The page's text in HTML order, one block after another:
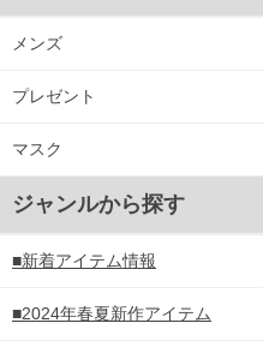
メンズ
プレゼント
マスク
ジャンルから探す
■新着アイテム情報
■2024年春夏新作アイテム